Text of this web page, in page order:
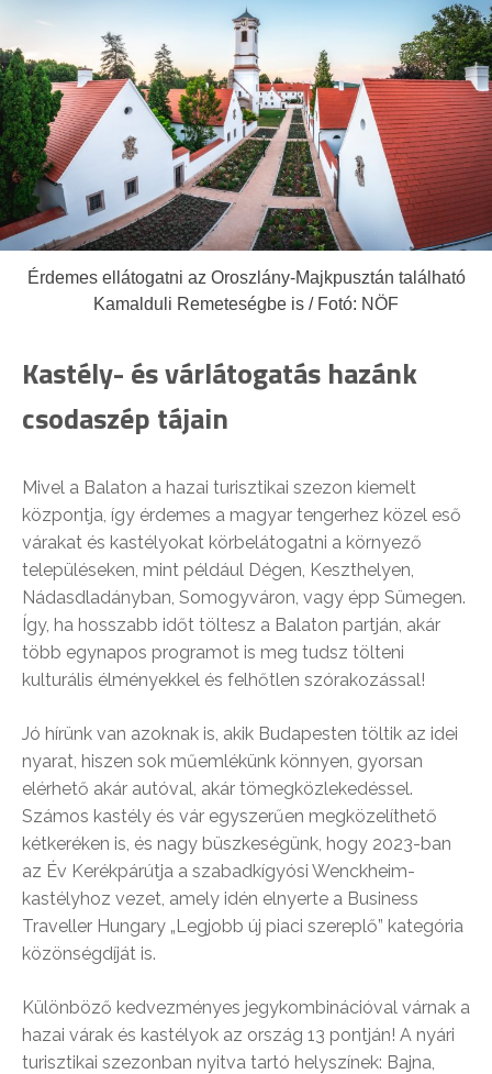
Érdemes ellátogatni az Oroszlány-Majkpusztán található
Kamalduli Remeteségbe is / Fotó: NÖF
Kastély- és várlátogatás hazánk
csodaszép tájain
Mivel a Balaton a hazai turisztikai szezon kiemelt
központja, így érdemes a magyar tengerhez közel eső
várakat és kastélyokat körbelátogatni a környező
településeken, mint például Dégen, Keszthelyen,
Nádasdladányban, Somogyváron, vagy épp Sümegen.
Így, ha hosszabb időt töltesz a Balaton partján, akár
több egynapos programot is meg tudsz tölteni
kulturális élményekkel és felhőtlen szórakozással!
Jó hírünk van azoknak is, akik Budapesten töltik az idei
nyarat, hiszen sok műemlékünk könnyen, gyorsan
elérhető akár autóval, akár tömegközlekedéssel.
Számos kastély és vár egyszerűen megközelíthető
kétkeréken is, és nagy büszkeségünk, hogy 2023-ban
az Év Kerékpárútja a szabadkígyósi Wenckheim-
kastélyhoz vezet, amely idén elnyerte a Business
Traveller Hungary „Legjobb új piaci szereplő” kategória
közönségdíját is.
Különböző kedvezményes jegykombinációval várnak a
hazai várak és kastélyok az ország 13 pontján! A nyári
turisztikai szezonban nyitva tartó helyszínek: Bajna,